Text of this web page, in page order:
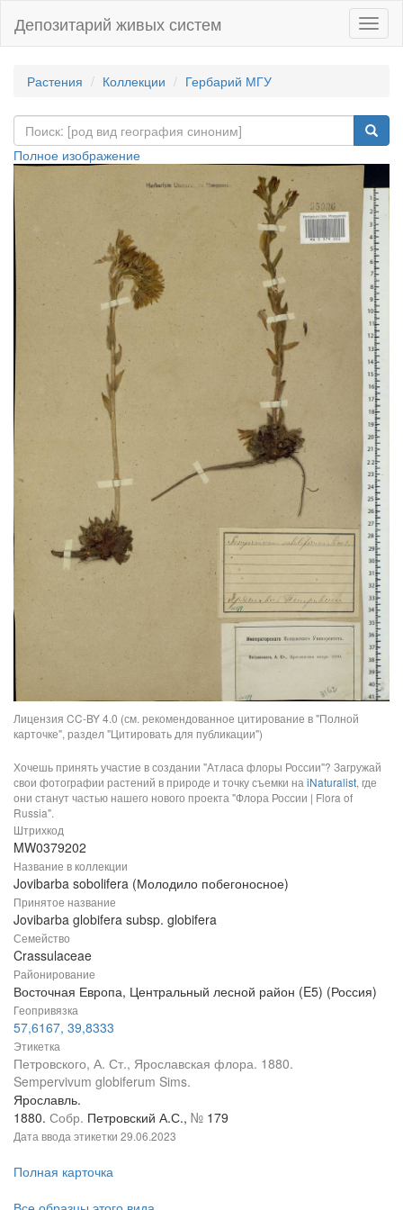
Депозитарий живых систем
Растения Коллекции Гербарий МГУ
Полное изображение
Лицензия CC-BY 4.0 (см. рекомендованное цитирование в "Полной
карточке", раздел "Цитировать для публикации")
Хочешь принять участие в создании "Атласа флоры России"? Загружай
свои фотографии растений в природе и точку съемки на iNaturalist, где
они станут частью нашего нового проекта "Флора России | Flora of
Russia".
Штрихкод
MW0379202
Название в коллекции
Jovibarba sobolifera (Молодило побегоносное)
Принятое название
Jovibarba globifera subsp. globifera
Семейство
Crassulaceae
Районирование
Восточная Европа, Центральный лесной район (E5) (Россия)
Геопривязка
57,6167, 39,8333
Этикетка
Петровского, А. Ст., Ярославская флора. 1880.
Sempervivum globiferum Sims.
Ярославль.
1880. Собр. Петровский А.С., № 179
Дата ввода этикетки 29.06.2023
Полная карточка